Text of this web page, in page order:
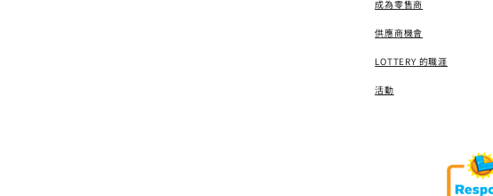
成為零售商
供應商機會
LOTTERY 的職涯
活動